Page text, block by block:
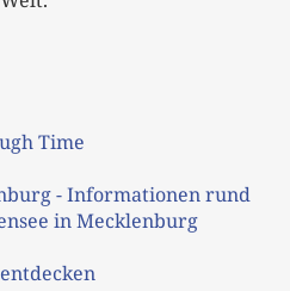
Time
- Informationen rund
in Mecklenburg